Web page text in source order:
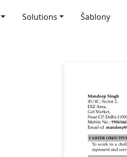
Solutions Šablony